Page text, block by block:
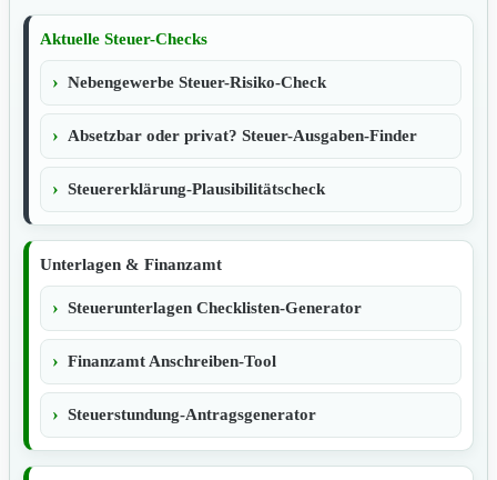
Aktuelle Steuer-Checks
Nebengewerbe Steuer-Risiko-Check
Absetzbar oder privat? Steuer-Ausgaben-Finder
Steuererklärung-Plausibilitätscheck
Unterlagen & Finanzamt
Steuerunterlagen Checklisten-Generator
Finanzamt Anschreiben-Tool
Steuerstundung-Antragsgenerator